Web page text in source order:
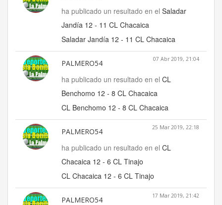
ha publicado un resultado en el Saladar
Jandía 12 - 11 CL Chacaica
Saladar Jandía 12 - 11 CL Chacaica
PALMERO54 07 Abr 2019, 21:04
ha publicado un resultado en el CL
Benchomo 12 - 8 CL Chacaica
CL Benchomo 12 - 8 CL Chacaica
PALMERO54 25 Mar 2019, 22:18
ha publicado un resultado en el CL
Chacaica 12 - 6 CL Tinajo
CL Chacaica 12 - 6 CL Tinajo
PALMERO54 17 Mar 2019, 21:42